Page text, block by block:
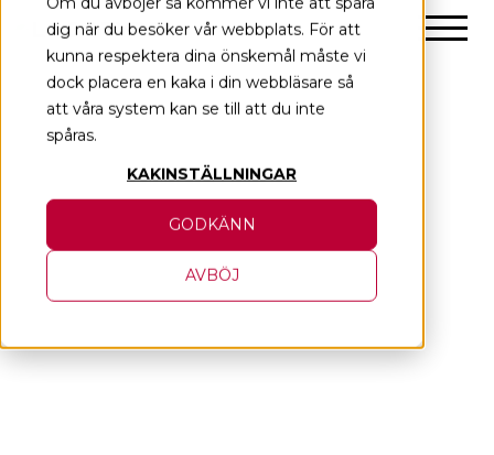
dig när du besöker vår webbplats. För att
kunna respektera dina önskemål måste vi
dock placera en kaka i din webbläsare så
att våra system kan se till att du inte
spåras.
KAKINSTÄLLNINGAR
GODKÄNN
AVBÖJ
content